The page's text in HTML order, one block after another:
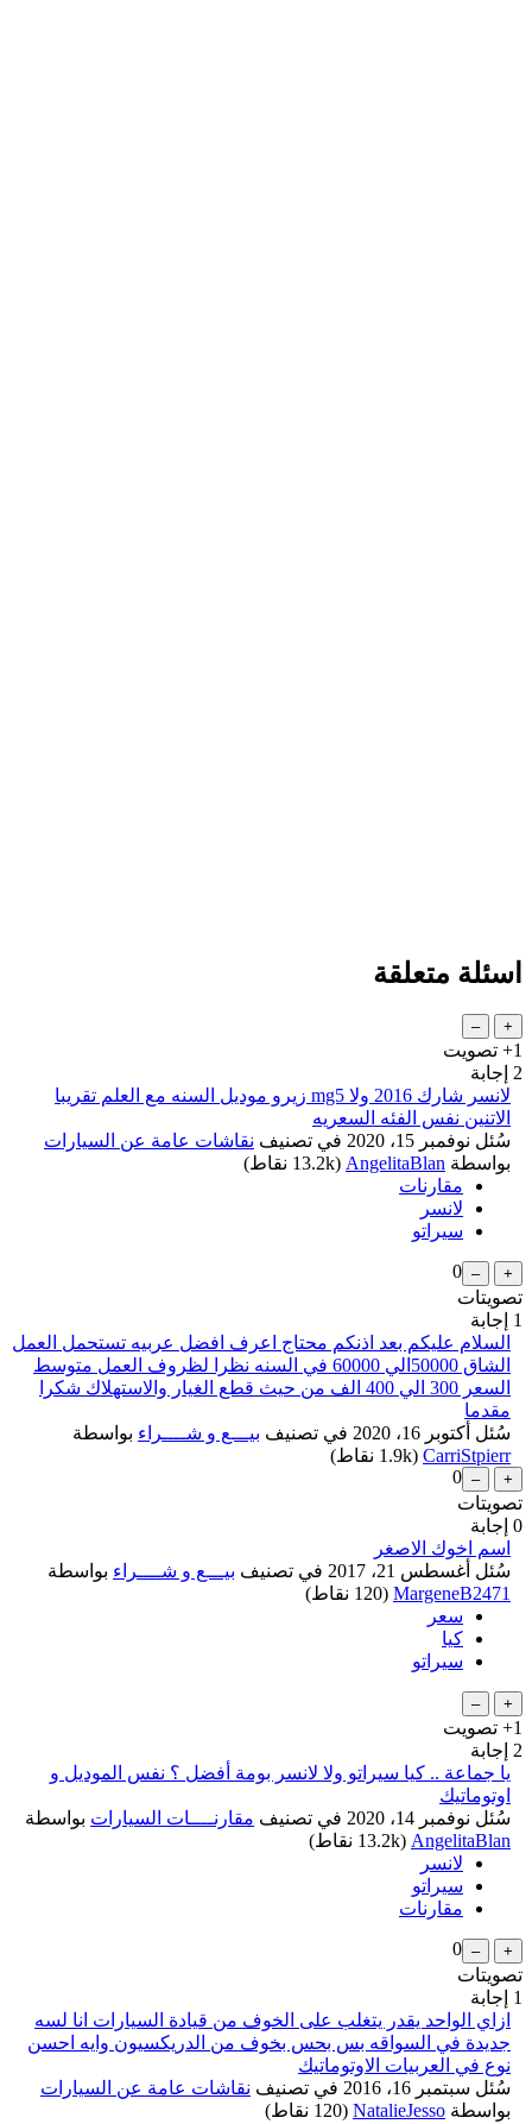
اسئلة متعلقة
+1 تصويت
2 إجابة
لانسر شارك 2016 ولا mg5 زيرو موديل السنه مع العلم تقريبا
الاتنين نفس الفئه السعريه
سُئل نوفمبر 15، 2020 في تصنيف نقاشات عامة عن السيارات
بواسطة AngelitaBlan
(
13.2k نقاط)
مقارنات
لانسر
سيراتو
0
تصويتات
1 إجابة
السلام عليكم بعد اذنكم محتاج اعرف افضل عربيه تستحمل العمل
الشاق 50000الي 60000 في السنه نظرا لظروف العمل متوسط
السعر 300 الي 400 الف من حيث قطع الغيار والاستهلاك شكرا
مقدما
سُئل أكتوبر 16، 2020 في تصنيف بيـــع و شــــراء بواسطة
CarriStpierr
(
1.9k نقاط)
0
تصويتات
0 إجابة
اسم اخوك الاصغر
سُئل أغسطس 21، 2017 في تصنيف بيـــع و شــــراء بواسطة
MargeneB2471
(
120 نقاط)
سعر
كيا
سيراتو
+1 تصويت
2 إجابة
يا جماعة .. كيا سيراتو ولا لانسر بومة أفضل ؟ نفس الموديل و
اوتوماتيك
سُئل نوفمبر 14، 2020 في تصنيف مقارنــــات السيارات بواسطة
AngelitaBlan
(
13.2k نقاط)
لانسر
سيراتو
مقارنات
0
تصويتات
1 إجابة
ازاي الواحد يقدر يتغلب على الخوف من قيادة السيارات انا لسه
جديدة في السواقه بس بحس بخوف من الدريكسيون وايه احسن
نوع في العربيات الاوتوماتيك
سُئل سبتمبر 16، 2016 في تصنيف نقاشات عامة عن السيارات
بواسطة NatalieJesso
(
120 نقاط)
...